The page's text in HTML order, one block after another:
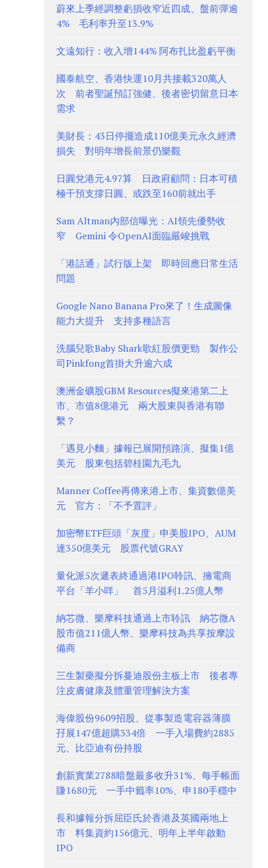
蔚來上季經調整虧損收窄近四成、盤前彈逾
4% 毛利率升至13.9%
文遠知行：收入增144% 阿布扎比盈虧平衡
國泰航空、香港快運10月共接載320萬人
次 前者聖誕預訂強健、後者密切留意日本
需求
美財長：43日停擺造成110億美元永久經濟
損失 對明年增長前景仍樂觀
日圓兌港元4.97算 日政府顧問：日本可積
極干預支撐日圓、或跌至160前就出手
Sam Altman內部信曝光：AI領先優勢收
窄 Gemini 令OpenAI面臨嚴峻挑戰
「港話通」試行版上架 即時回應日常生活
問題
Google Nano Banana Pro來了！生成圖像
能力大提升 支持多種語言
洗腦兒歌Baby Shark歌紅股價更勁 製作公
司Pinkfong首掛大升逾六成
澳洲金礦股GBM Resources擬來港第二上
市、市值8億港元 兩大股東與香港有聯
繫？
「遇見小麵」據報已展開預路演、擬集1億
美元 股東包括碧桂園九毛九
Manner Coffee再傳來港上市、集資數億美
元 官方：「不予置評」
加密幣ETF巨頭「灰度」申美股IPO、AUM
達350億美元 股票代號GRAY
量化派5次遞表終通過港IPO聆訊、擁電商
平台「羊小咩」 首5月溢利1.25億人幣
納芯微、樂摩科技通過上市聆訊 納芯微A
股市值211億人幣、樂摩科技為共享按摩設
備商
三生製藥擬分拆蔓迪股份主板上市 後者專
注皮膚健康及體重管理解決方案
海偉股份9609招股、從事製造電容器薄膜
孖展147億超購334倍 一手入場費約2885
元、比亞迪有份持股
創新實業2788暗盤最多收升31%、每手帳面
賺1680元 一手中籤率10%、申180手穩中
長和據報分拆屈臣氏於香港及英國兩地上
市 料集資約156億元、明年上半年啟動
IPO